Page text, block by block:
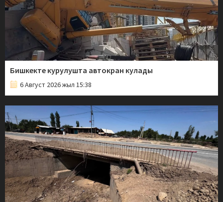
Бишкекте курулушта автокран кулады
6 Август 2026 жыл 15:38